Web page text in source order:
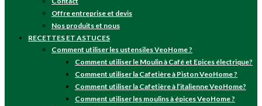
Offre entreprise et devis
Nos produits et nous
RECETTES ET ASTUCES
Comment utiliser les ustensiles VeoHome ?
Comment utiliser le Moulin à Café et Epices électrique?
Comment utiliser la Cafetière à Piston VeoHome ?
Comment utiliser la Cafetière à l’italienne VeoHome?
Comment utiliser les moulins à épices VeoHome ?